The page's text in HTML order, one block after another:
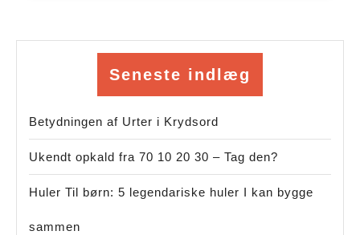
Seneste indlæg
Betydningen af Urter i Krydsord
Ukendt opkald fra 70 10 20 30 – Tag den?
Huler Til børn: 5 legendariske huler I kan bygge
sammen